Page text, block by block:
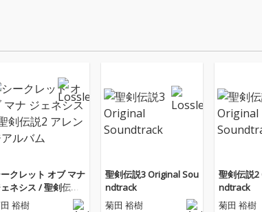
クレット オブ マナ
ネシス / 聖剣伝説2
ンジアルバム
裕樹
聖剣伝説3 Original Sou
ndtrack
菊田 裕樹
聖剣伝説
ndtrack
菊田 裕樹